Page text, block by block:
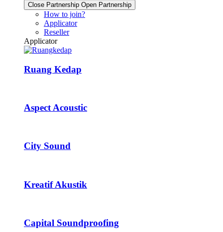
Close Partnership Open Partnership
How to join?
Applicator
Reseller
Applicator
Ruang Kedap
Aspect Acoustic
City Sound
Kreatif Akustik
Capital Soundproofing